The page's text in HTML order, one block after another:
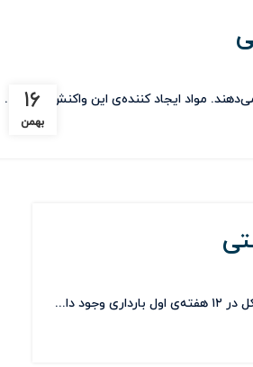
۱۶
بهمن
مواد ایجاد کننده‌ی این واکنش آلرژن...
دا...